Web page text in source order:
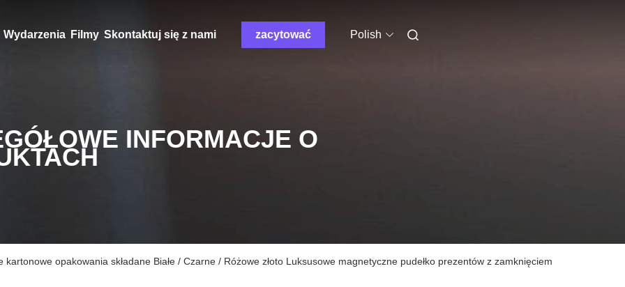
Wydarzenia Filmy Skontaktuj się z nami zacytować Polish
INFORMACJE O
opakowania składane Białe / Czarne / Różowe złoto Luksusowe magnetyczne pudełko prezentów z zamknięciem